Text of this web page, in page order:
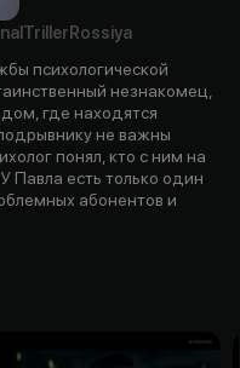
Triller Rossiya
психологической
незнакомец,
где находятся
не важны
понял, кто с ним на
Павла есть только один
абонентов и